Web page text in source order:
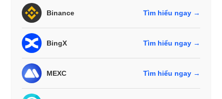
Binance Tìm hiểu ngay →
BingX Tìm hiểu ngay →
MEXC Tìm hiểu ngay →